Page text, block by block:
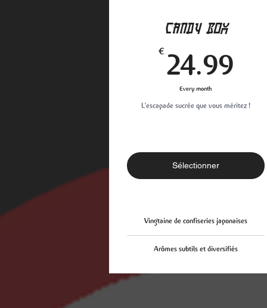
CANDY BOX
€ 24.99
Every month
L'escapade sucrée que vous méritez !
Sélectionner
Vingtaine de confiseries japonaises
Arômes subtils et diversifiés